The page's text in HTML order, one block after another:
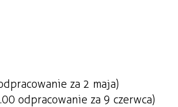
za 2 maja)
odpracowanie za 9 czerwca)